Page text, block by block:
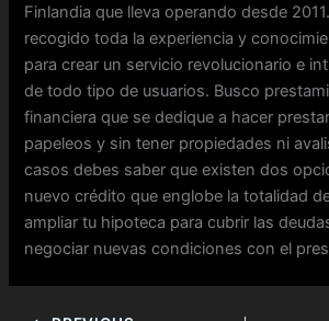
Finlandia que lleva operando desde
recogido toda la experiencia y
para crear un servicio revolucionario e
de todo tipo de usuarios. Busco
financiera que se dedique a hacer
papeleos y sin tener propiedades ni
casos debes saber que existen dos
nuevo crédito que englobe la totalidad
ampliar tu hipoteca para cubrir las
negociar nuevas condiciones con el